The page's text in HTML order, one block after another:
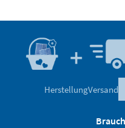
HerstellungVersand